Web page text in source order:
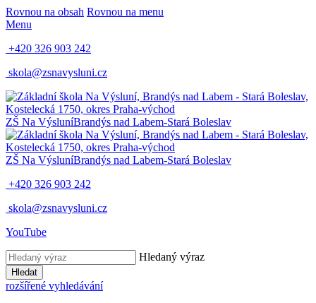
Rovnou na obsah Rovnou na menu
Menu
+420 326 903 242
skola@zsnavysluni.cz
ZŠ Na VýsluníBrandýs nad Labem-Stará Boleslav
ZŠ Na VýsluníBrandýs nad Labem-Stará Boleslav
+420 326 903 242
skola@zsnavysluni.cz
YouTube
Hledaný výraz
Hledat
rozšířené vyhledávání